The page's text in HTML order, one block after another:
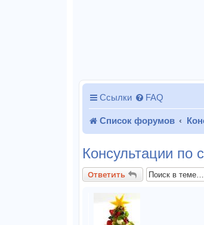
Ссылки FAQ
Список форумов
Консультации
Ответить